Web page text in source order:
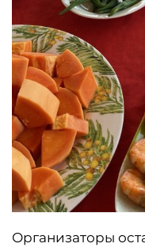
Организаторы